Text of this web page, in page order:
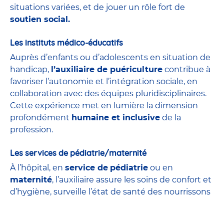
situations variées, et de jouer un rôle fort de
soutien social.
Les instituts médico-éducatifs
Auprès d’enfants ou d’adolescents en situation de
handicap, l’auxiliaire de puériculture contribue à
favoriser l’autonomie et l’intégration sociale, en
collaboration avec des équipes pluridisciplinaires.
Cette expérience met en lumière la dimension
profondément humaine et inclusive de la
profession.
Les services de pédiatrie/maternité
À l’hôpital, en service de pédiatrie ou en
maternité, l’auxiliaire assure les soins de confort et
d’hygiène, surveille l’état de santé des nourrissons